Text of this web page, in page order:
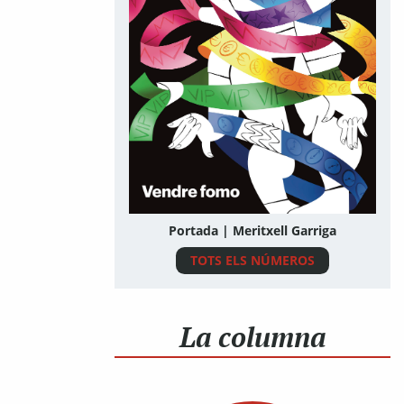
Portada | Meritxell Garriga
TOTS ELS NÚMEROS
La columna